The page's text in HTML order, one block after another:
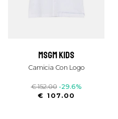
msgm kids
Camicia Con Logo
€ 152.00 -29.6%
€ 107.00